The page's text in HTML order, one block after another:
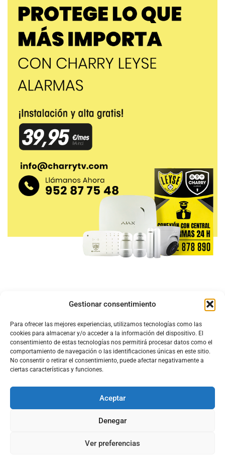
Gestionar consentimiento
Para ofrecer las mejores experiencias, utilizamos tecnologías como las
cookies para almacenar y/o acceder a la información del dispositivo. El
consentimiento de estas tecnologías nos permitirá procesar datos como el
comportamiento de navegación o las identificaciones únicas en este sitio.
No consentir o retirar el consentimiento, puede afectar negativamente a
ciertas características y funciones.
Aceptar
Denegar
Ver preferencias